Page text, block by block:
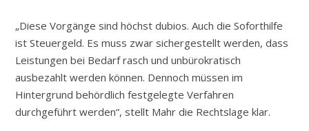
„Diese Vorgänge sind höchst dubios. Auch die Soforthilfe
ist Steuergeld. Es muss zwar sichergestellt werden, dass
Leistungen bei Bedarf rasch und unbürokratisch
ausbezahlt werden können. Dennoch müssen im
Hintergrund behördlich festgelegte Verfahren
durchgeführt werden“, stellt Mahr die Rechtslage klar.